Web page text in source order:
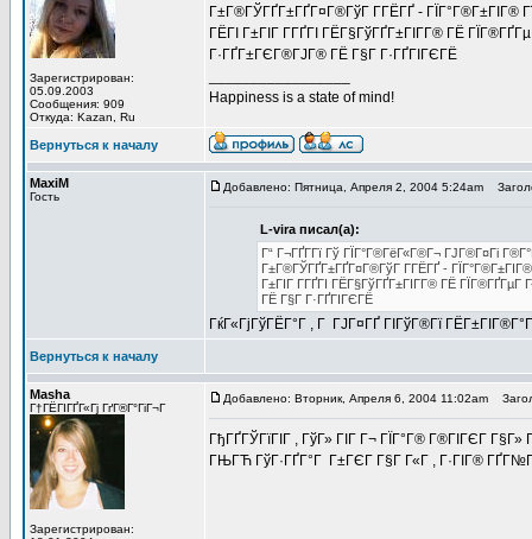
Зарегистрирован:
05.09.2003
Сообщения: 909
Откуда: Kazan, Ru
Г±Г®ГЎГҐГ±ГҐГ¤Г®ГўГ Г­ГЁГҐ - ГЇГ°Г®Г±ГІГ®
ГЁГІ Г±ГІГ Г­ГҐГІ ГЁГ§ГўГҐГ±ГІГ­Г® ГЁ
Г·ГҐГ±ГЄГ®ГЈГ® ГЁ Г§Г Г·ГҐГІГЄГЁ
Happiness is a state of mind!
Вернуться к началу
MaxiM
Гость
Добавлено: Пятница, Апреля 2, 2004 5:24am
L-vira писал(а):
Г“ Г¬ГҐГ­Гї Гў ГЇГ°Г®ГёГ«Г®Г¬ ГЈГ®Г¤Гі
Г±Г®ГЎГҐГ±ГҐГ¤Г®ГўГ Г­ГЁГҐ -
Г±ГІГ Г­ГҐГІ ГЁГ§ГўГҐГ±ГІГ­Г® ГЁ
ГЁ Г§Г Г·ГҐГІГЄГЁ
ГќГ«ГјГўГЁГ°Г , Г ГЈГ¤ГҐ ГІГўГ®Гї
Вернуться к началу
Masha
Г†ГЁГІГҐГ«Гј ГґГ®Г°ГіГ¬Г
Зарегистрирован:
Добавлено: Вторник, Апреля 6, 2004 11:02am
ГђГҐГЎГїГІГ , ГўГ» ГІГ Г¬ ГЇГ°Г® Г®ГІГЄГ
ГЊГЋ ГўГ·ГҐГ°Г Г±ГЄГ Г§Г Г«Г , Г·ГІГ®